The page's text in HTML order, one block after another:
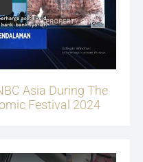
Asia During The
Festival 2024